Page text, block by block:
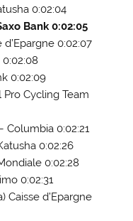
0:02:04
Bank 0:02:05
d’Epargne 0:02:07
0:02:09
Pro Cycling Team
Columbia 0:02:21
0:02:26
0:02:28
0:02:31
Caisse d’Epargne